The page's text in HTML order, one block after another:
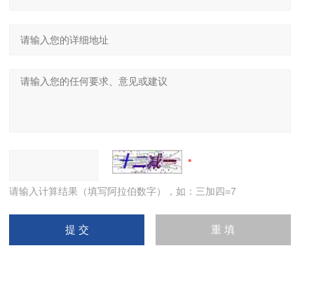
请输入计算结果（填写阿拉伯数字），如：三加四=7